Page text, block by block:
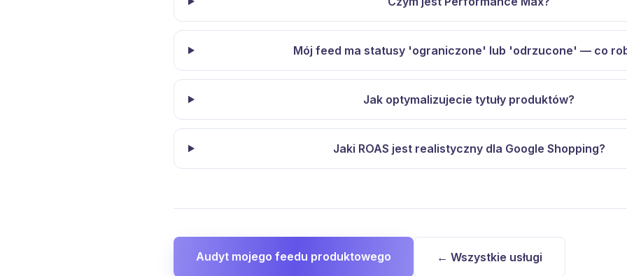
Mój feed ma statusy 'ograniczone' lub 'odrzucone' — co
Jak optymalizujecie tytuły produktów?
Jaki ROAS jest realistyczny dla Google Shopping?
Audyt mojego feedu produktowego ← Wszystkie usługi